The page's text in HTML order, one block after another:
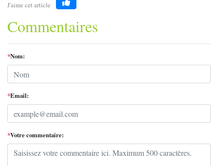
J'aime cet article
Like
Commentaires
*Nom:
*Email:
*Votre commentaire: